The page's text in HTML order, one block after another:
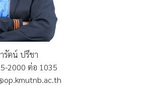
รัตน์ ปรีชา
2000 ต่อ 1035